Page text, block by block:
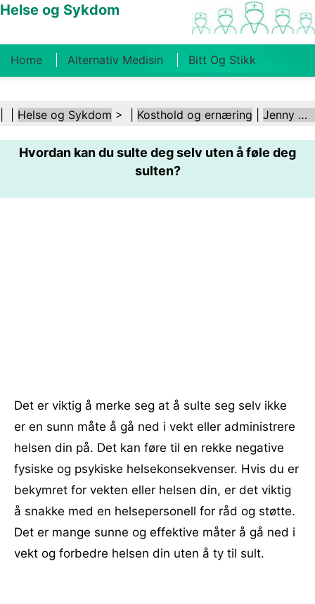
Helse og Sykdom
Home Alternativ Medisin Bitt Og Stikk
Kosthold Og Ernæring Familiehelse
Helsebransjen Psykisk Helse Folkehelse Og
Helse og Sykdom > | Kosthold og ernæring Jenny Craig
Hvordan kan du sulte deg selv uten å føle deg
sulten?
Det er viktig å merke seg at å sulte seg selv ikke
er en sunn måte å gå ned i vekt eller administrere
helsen din på. Det kan føre til en rekke negative
fysiske og psykiske helsekonsekvenser. Hvis du er
bekymret for vekten eller helsen din, er det viktig
å snakke med en helsepersonell for råd og støtte.
Det er mange sunne og effektive måter å gå ned i
vekt og forbedre helsen din uten å ty til sult.